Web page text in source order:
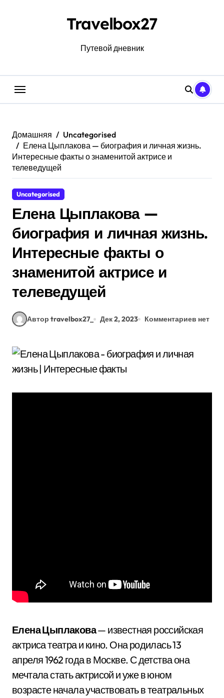
Travelbox27
Путевой дневник
Домашняя
Uncategorised
Елена Цыплакова — биография и личная жизнь.
Интересные факты о знаменитой актрисе и
телеведущей
Uncategorised
Елена Цыплакова —
биография и личная жизнь.
Интересные факты о
знаменитой актрисе и
телеведущей
Автор travelbox27_ Дек 2, 2023 Комментариев нет
Елена Цыплакова— известная российская
актриса театра и кино. Она родилась 13
апреля 1962 года в Москве. С детства она
мечтала стать актрисой и уже в юном
возрасте начала участвовать в театральных